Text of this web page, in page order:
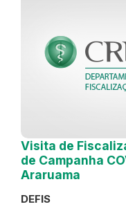
Visita de
de Campanha
Araruama
DEFIS